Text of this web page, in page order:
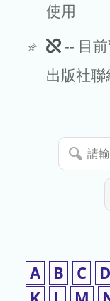
使用
此
期
暫
停
-- 目
出版社
請
輸
A B C D